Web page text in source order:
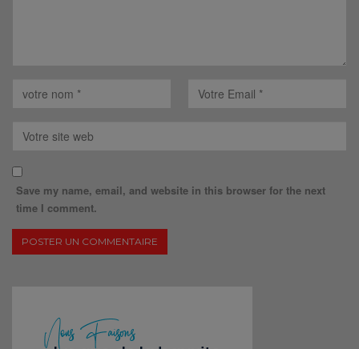
Save my name, email, and website in this browser for the next
time I comment.